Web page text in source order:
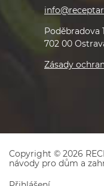
Poděbradova
702 00
Zásady
Copyright © 2026
návody pro dům a